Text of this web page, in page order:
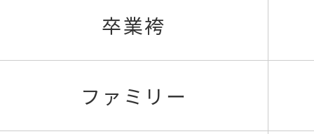
卒業袴
ファミリー